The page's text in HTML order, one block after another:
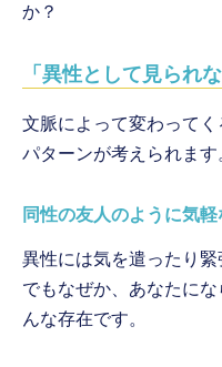
か？
「異性として見られ
文脈によって変わって
パターンが考えられます
同性の友人のように気
異性には気を遣ったり緊
でもなぜか、あなたに
んな存在です。